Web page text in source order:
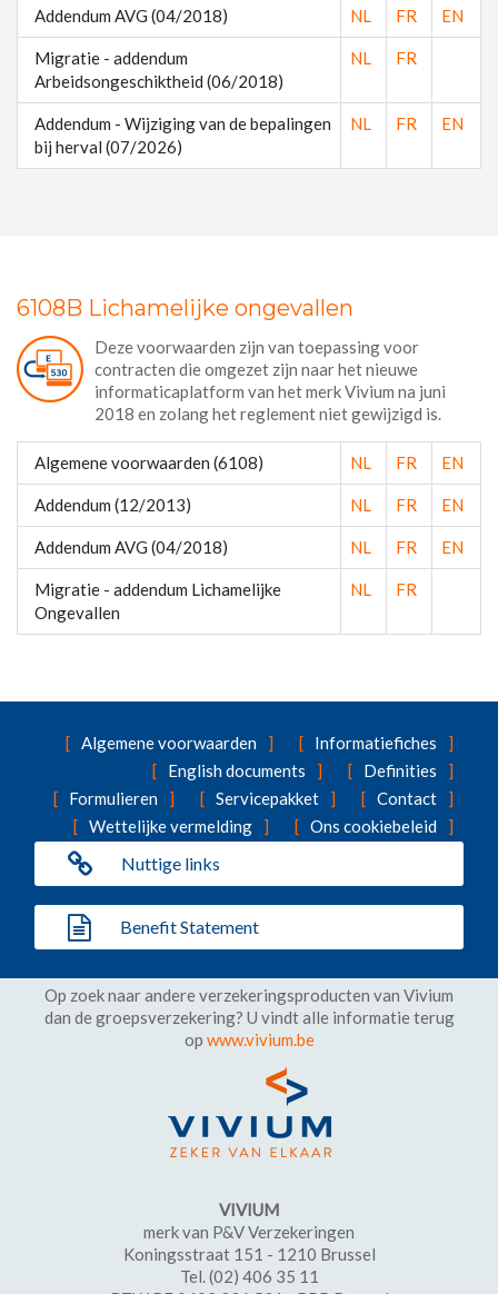
Addendum AVG (04/2018) NL FR EN
Migratie - addendum
Arbeidsongeschiktheid (06/2018)
NL FR
Addendum - Wijziging van de bepalingen
bij herval (07/2026)
NL FR EN
6108B Lichamelijke ongevallen
Deze voorwaarden zijn van toepassing voor
contracten die omgezet zijn naar het nieuwe
informaticaplatform van het merk Vivium na juni
2018 en zolang het reglement niet gewijzigd is.
Algemene voorwaarden (6108) NL FR EN
Addendum (12/2013) NL FR EN
Addendum AVG (04/2018) NL FR EN
Migratie - addendum Lichamelijke
Ongevallen
NL FR
Algemene voorwaarden
Informatiefiches
English documents
Definities
Formulieren
Servicepakket
Contact
Wettelijke vermelding
Ons cookiebeleid
Nuttige links
Benefit Statement
Op zoek naar andere verzekeringsproducten van Vivium
dan de groepsverzekering? U vindt alle informatie terug
op www.vivium.be
VIVIUM
merk van P&V Verzekeringen
Koningsstraat 151 - 1210 Brussel
Tel. (02) 406 35 11